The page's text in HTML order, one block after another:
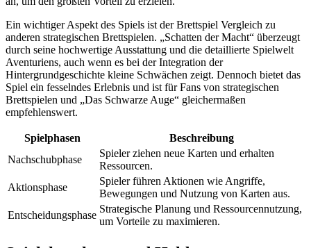
Ein wichtiger Aspekt des Spiels ist der Brettspiel Vergleich zu
anderen strategischen Brettspielen. „Schatten der Macht“ überzeugt
durch seine hochwertige Ausstattung und die detaillierte Spielwelt
Aventuriens, auch wenn es bei der Integration der
Hintergrundgeschichte kleine Schwächen zeigt. Dennoch bietet das
Spiel ein fesselndes Erlebnis und ist für Fans von strategischen
Brettspielen und „Das Schwarze Auge“ gleichermaßen
empfehlenswert.
Spielphasen
Beschreibung
Nachschubphase
Spieler ziehen neue Karten und erhalten
Ressourcen.
Aktionsphase
Spieler führen Aktionen wie Angriffe,
Bewegungen und Nutzung von Karten aus.
Entscheidungsphase
Strategische Planung und Ressourcennutzung,
um Vorteile zu maximieren.